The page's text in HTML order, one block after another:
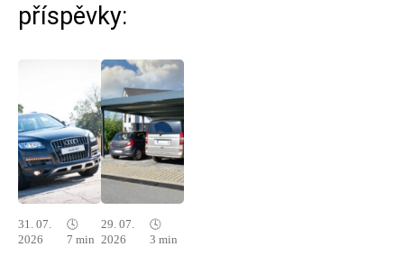
příspěvky:
31. 07.
2026
🕓
7 min
29. 07.
2026
🕓
3 min